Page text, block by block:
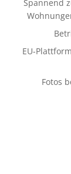
Spannend
EU-
Fotos